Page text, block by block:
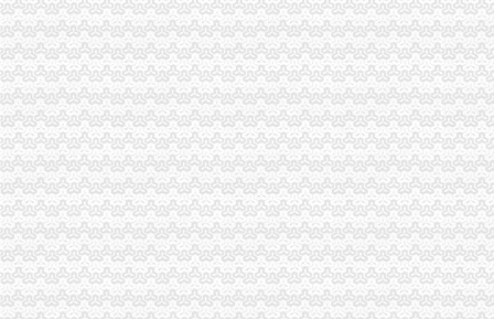
山东曾有所世界级大学远超山大_搜狐历史_搜狐网
福建福州大学城青源水厂二期扩建工程设计施工总承包招标-污水处理
番禺代办公司注册方便,快捷-番禺工商注册|广州酷易搜
【58同城】郑州代办营业执照
福建：大学生创业可先拿营业执照再办其他手续_新浪福建城事_新浪
磁器口办执照
【图】澜澜澜沧海_江北区短租公寓_途家网
印度揣测中国何时失去耐心中方再促印尽快撤
北京都机场客服电话doc下载_爱问共享资料
磁器口物流磁器口附近物流长途搬家-汽车运输--中国五金商机网
积水潭证券公司,磁器口新三板开户_志趣网
陈家湾办执照
民生跟着民声走一切为了百姓_要闻_陕西建网
网民给山西省委书记、省长留言获回复共计37条--地方领导--人民网